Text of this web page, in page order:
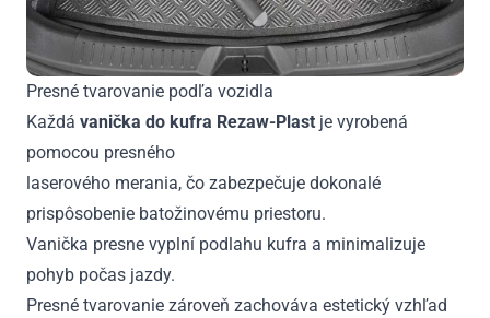
Presné tvarovanie podľa vozidla
Každá vanička do kufra Rezaw-Plast je vyrobená
pomocou presného
laserového merania, čo zabezpečuje dokonalé
prispôsobenie batožinovému priestoru.
Vanička presne vyplní podlahu kufra a minimalizuje
pohyb počas jazdy.
Presné tvarovanie zároveň zachováva estetický vzhľad